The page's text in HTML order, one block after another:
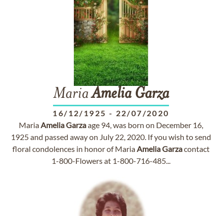
MariaAmelia Garza
16/12/1925 - 22/07/2020
MariaAmeliaGarzaage 94, was born on December 16,
1925 and passed away on July 22, 2020. If you wish to send
floral condolences in honor of MariaAmeliaGarzacontact
1-800-Flowers at 1-800-716-485...